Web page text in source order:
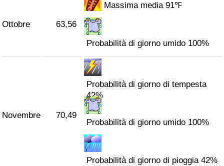
Ottobre 63,56
Massima media 91℉
Probabilità di giorno umido 100%
Novembre 70,49
Probabilità di giorno di tempesta
42%
Probabilità di giorno umido 100%
Probabilità di giorno di pioggia 42%